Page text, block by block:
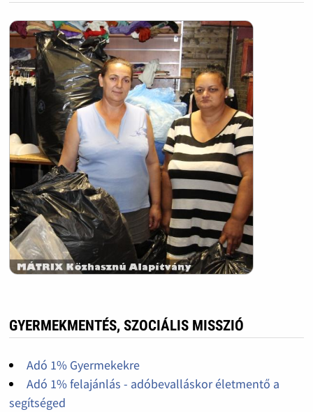
GYERMEKMENTÉS, SZOCIÁLIS MISSZIÓ
Adó 1% Gyermekekre
Adó 1% felajánlás - adóbevalláskor életmentő a
segítséged